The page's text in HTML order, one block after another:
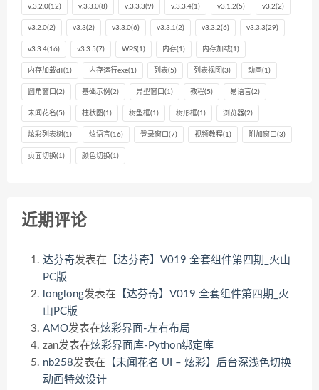
v.3.2.0(12) v.3.3.0(8) v.3.3.3(9) v.3.3.4(1) v3.1.2(5) v3.2(2)
v3.2.0(2) v3.3(2) v3.3.0(6) v3.3.1(2) v3.3.2(6) v3.3.3(29)
v3.3.4(16) v3.3.5(7) WPS(1) 内存(1) 内存加载(1)
内存加载dll (1) 内存运行exe(1) 列表(5) 列表视图 (3) 动画(1)
圆角窗口 (2) 基础示例 (2) 异型窗口 (1) 教程(5) 易语言 (2)
未闻花名(5) 柱状图 (1) 树型框(1) 树形框(1) 浏览器(2)
炫彩列表树(1) 炫语言 (16) 登录窗口 (7) 视频教程(1) 附加窗口 (3)
页面切换(1) 颜色切换(1)
近期评论
达芬奇发表在 【达芬奇】V019 全套组件第四期_火山
PC版
longlong发表在 【达芬奇】V019 全套组件第四期_火
山PC版
AMO发表在炫彩界面-左右布局
zan发表在炫彩界面库-Python绑定库
nb258发表在 【未闻花名 UI – 炫彩】后台深浅色切换
动画特效设计